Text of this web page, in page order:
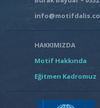
HAKKIMIZDA
Motif Hakkında
Eğitmen Kadromuz